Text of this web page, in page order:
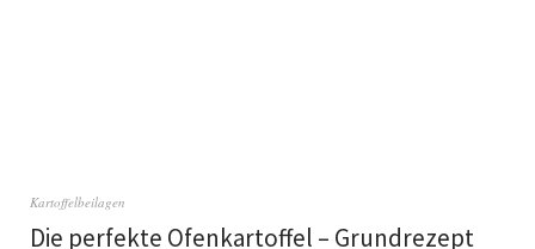
Kartoffelbeilagen
Die perfekte Ofenkartoffel – Grundrezept